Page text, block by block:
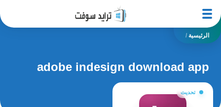
الرئيسية /
adobe indesign download app
تحديث